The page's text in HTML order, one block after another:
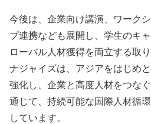
今後は、企業向け講演、ワーク
プ連携なども展開し、学生のキ
ローバル人材獲得を両立する取
ナジャイズは、アジアをはじめ
強化し、企業と高度人材をつな
通じて、持続可能な国際人材循
しています。